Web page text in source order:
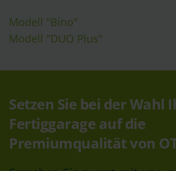
Modell "Bino"
Modell "DUO Plus"
Setzen Sie bei der Wahl
Fertiggarage auf die
Premiumqualität von